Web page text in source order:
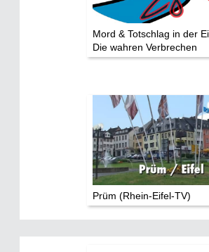
Mord & Totschlag in der
Die wahren Verbrechen
Prüm (Rhein-Eifel-TV)